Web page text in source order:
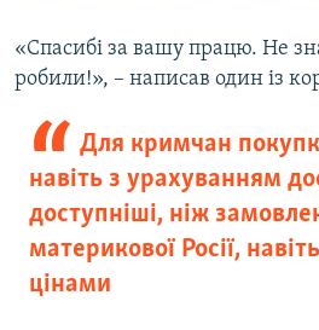
«Спасибі за вашу працю. Не
робили!», – написав один із
Для кримчан
навіть з урахуванням
доступніші, ніж
материкової Росії,
цінами